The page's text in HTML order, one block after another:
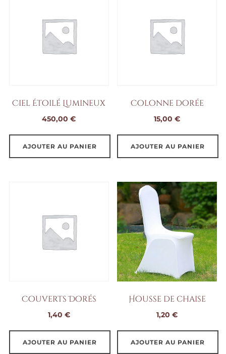
Ciel Étoilé Lumineux
450,00€
AJOUTER AU PANIER
Colonne dorée
15,00€
AJOUTER AU PANIER
Couverts Dorés
1,40 €
AJOUTER AU PANIER
Housse de chaise
1,20€
AJOUTER AU PANIER